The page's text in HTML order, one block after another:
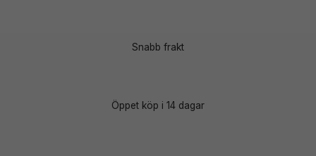
Snabb frakt
Öppet köp i 14 dagar